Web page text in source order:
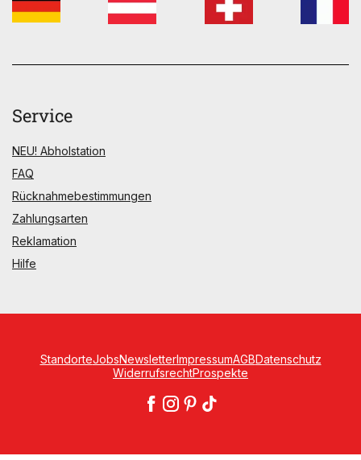
Service
NEU! Abholstation
FAQ
Rücknahmebestimmungen
Zahlungsarten
Reklamation
Hilfe
StandorteJobsNewsletterImpressumAGBDatenschutz
WiderrufsrechtProspekte